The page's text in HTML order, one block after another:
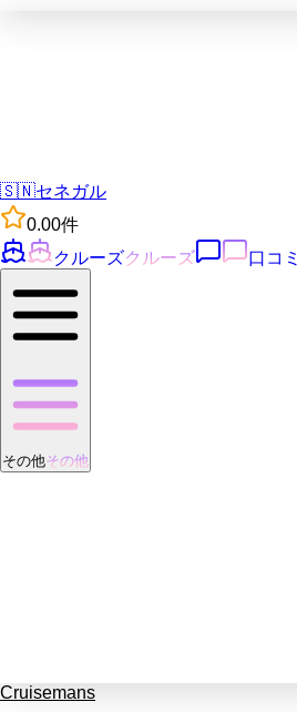
🇸🇳セネガル
0.00件
クルーズクルーズ 口コミ
その他その他
Cruisemans